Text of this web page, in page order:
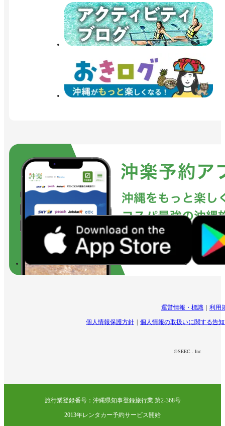
運営情報・標識 利用
個人情報保護方針 個人情報の取扱いに関する告
©SEEC . Inc
旅行業登録番号：沖縄県知事登録旅行業 第2-368号
2013年レンタカー予約サービス開始